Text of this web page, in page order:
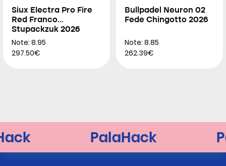
Siux Electra Pro Fire
Red Franco
Stupackzuk 2026
Note: 8.95
297.50€
Bullpadel Neuron 02
Fede Chingotto 2026
Note: 8.85
262.39€